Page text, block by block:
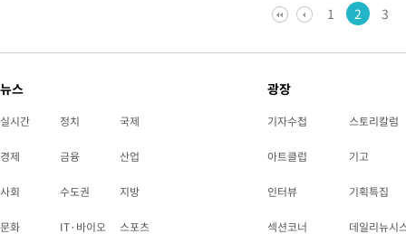
1 2 3
뉴스
실시간 정치 국제
경제 금융 산업
사회 수도권 지방
문화 IT·바이오 스포츠
광장
기자수첩 스토리칼럼
아트클럽 기고
인터뷰 기획특집
섹션코너 데일리뉴시